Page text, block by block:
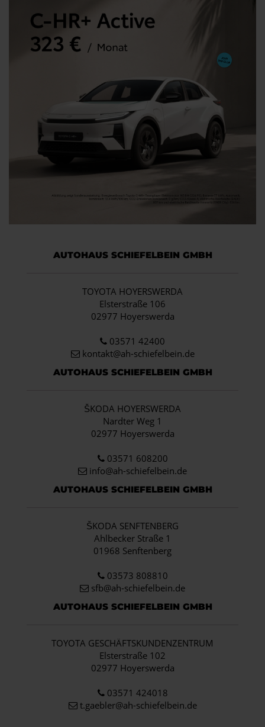
AUTOHAUS SCHIEFELBEIN GMBH
TOYOTA HOYERSWERDA
Elsterstraße 106
02977 Hoyerswerda
03571 42400
kontakt@ah-schiefelbein.de
AUTOHAUS SCHIEFELBEIN GMBH
ŠKODA HOYERSWERDA
Nardter Weg 1
02977 Hoyerswerda
03571 608200
info@ah-schiefelbein.de
AUTOHAUS SCHIEFELBEIN GMBH
ŠKODA SENFTENBERG
Ahlbecker Straße 1
01968 Senftenberg
03573 808810
sfb@ah-schiefelbein.de
AUTOHAUS SCHIEFELBEIN GMBH
TOYOTA GESCHÄFTSKUNDENZENTRUM
Elsterstraße 102
02977 Hoyerswerda
03571 424018
t.gaebler@ah-schiefelbein.de